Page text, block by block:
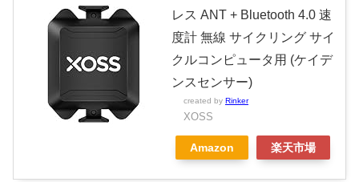
レス ANT + Bluetooth 4.0 速
度計 無線 サイクリング サイ
クルコンピュータ用 (ケイデ
ンスセンサー)
created by Rinker
XOSS
Amazon 楽天市場